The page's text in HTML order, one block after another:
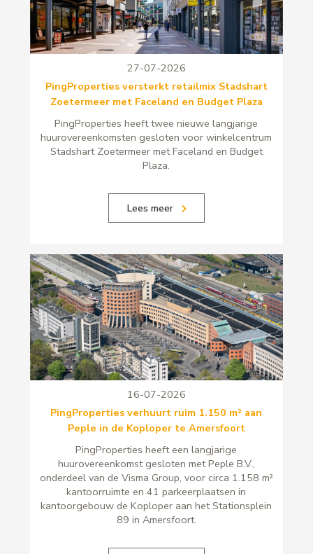
27-07-2026
PingProperties versterkt retailmix Stadshart
Zoetermeer met Faceland en Budget Plaza
PingProperties heeft twee nieuwe langjarige
huurovereenkomsten gesloten voor winkelcentrum
Stadshart Zoetermeer met Faceland en Budget
Plaza.
Lees meer
16-07-2026
PingProperties verhuurt ruim 1.150 m² aan
Peple in de Koploper te Amersfoort
PingProperties heeft een langjarige
huurovereenkomst gesloten met Peple B.V.,
onderdeel van de Visma Group, voor circa 1.158 m²
kantoorruimte en 41 parkeerplaatsen in
kantoorgebouw de Koploper aan het Stationsplein
89 in Amersfoort.